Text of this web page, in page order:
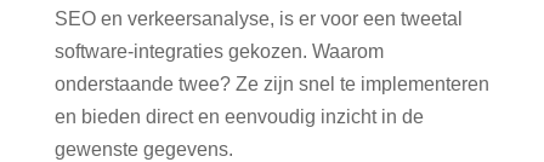
SEO en verkeersanalyse, is er voor een tweetal
software-integraties gekozen. Waarom
onderstaande twee? Ze zijn snel te implementeren
en bieden direct en eenvoudig inzicht in de
gewenste gegevens.